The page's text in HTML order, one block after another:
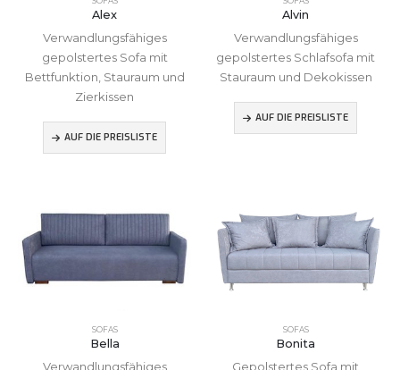
Alex
Verwandlungsfähiges
gepolstertes Sofa mit
Bettfunktion, Stauraum und
Zierkissen
AUF DIE PREISLISTE
Alvin
Verwandlungsfähiges
gepolstertes Schlafsofa mit
Stauraum und Dekokissen
AUF DIE PREISLISTE
SOFAS
Bella
Verwandlungsfähiges
SOFAS
Bonita
Gepolstertes Sofa mit